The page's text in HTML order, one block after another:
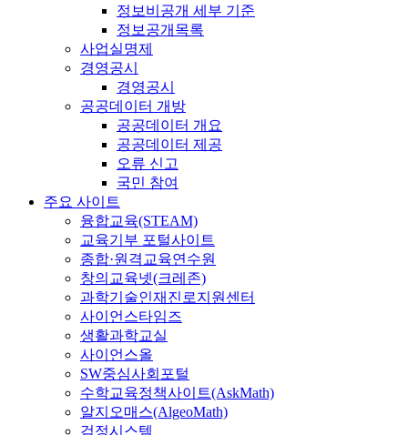
정보비공개 세부 기준
정보공개목록
사업실명제
경영공시
경영공시
공공데이터 개방
공공데이터 개요
공공데이터 제공
오류 신고
국민 참여
주요 사이트
융합교육(STEAM)
교육기부 포털사이트
종합·원격교육연수원
창의교육넷(크레존)
과학기술인재진로지원센터
사이언스타임즈
생활과학교실
사이언스올
SW중심사회포털
수학교육정책사이트(AskMath)
알지오매스(AlgeoMath)
검정시스템